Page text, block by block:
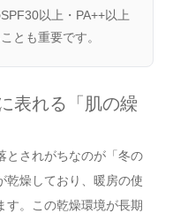
以上・PA++以上
とも重要です。
表れる「肌の繰
とされがちなのが「冬の
乾燥しており、暖房の使
す。この乾燥環境が長期